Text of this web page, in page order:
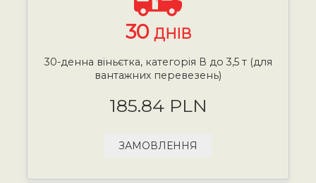
30 ДНІВ
30-денна віньєтка, категорія В до 3,5 т (для
вантажних перевезень)
185.84 PLN
ЗАМОВЛЕННЯ